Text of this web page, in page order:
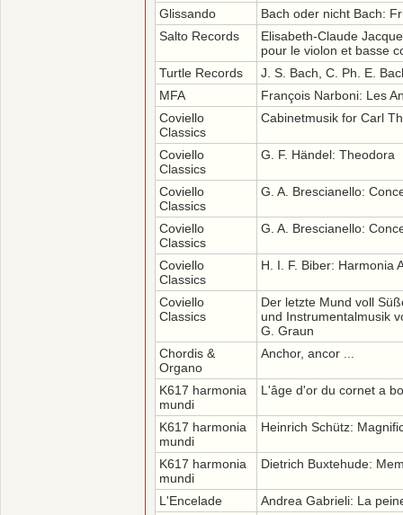
Glissando
Bach oder nicht Bach:
Salto Records
Elisabeth-Claude
pour le violon et basse
Turtle Records
J. S. Bach, C. Ph. E.
MFA
François Narboni: Les
Coviello
Classics
Cabinetmusik for Carl
Coviello
Classics
G. F. Händel: Theodora
Coviello
Classics
G. A. Brescianello:
Coviello
Classics
G. A. Brescianello:
Coviello
Classics
H. I. F. Biber: Harmonia
Coviello
Classics
Der letzte Mund voll
und Instrumentalmusik
G. Graun
Chordis &
Organo
Anchor, ancor ...
K617 harmonia
mundi
L'âge d'or du cornet a
K617 harmonia
mundi
Heinrich Schütz:
K617 harmonia
mundi
Dietrich Buxtehude:
L'Encelade
Andrea Gabrieli: La